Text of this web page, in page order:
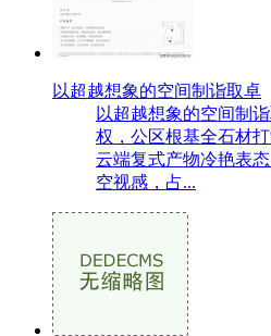
以超越想象的空间制诣取卓
以超越想象的空间制
权，公区根基全石材
云端复式产物冷艳表
空视感，占...